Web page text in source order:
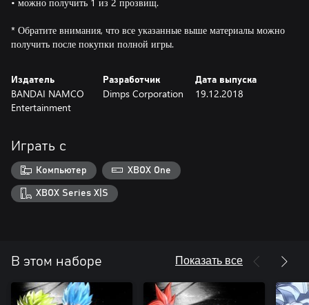
* Обратите внимания, что все указанные выше материалы можно
получить после покупки полной игры.
Издатель
BANDAI NAMCO
Entertainment
Разработчик
Dimps Corporation
Дата выпуска
19.12.2018
Играть с
Компьютер XBOX One
XBOX Series X|S
В этом наборе Показать все